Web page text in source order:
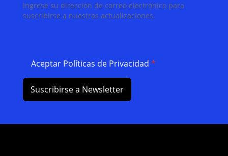
Ingrese su dirección de correo electrónico para
suscribirse a nuestras actualizaciones.
Aceptar Políticas de Privacidad *
Suscribirse a Newsletter